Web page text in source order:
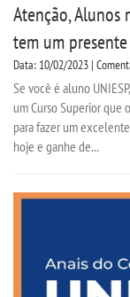
Atenção, Alunos
tem um
Data: 10/02/2023 |
Se você é aluno
um Curso Superior que
para fazer um
hoje e ganhe de...